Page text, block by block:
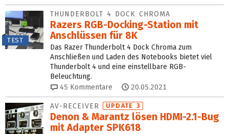
TEST
THUNDERBOLT 4 DOCK CHROMA
Razers RGB-Docking-Station mit
Anschlüssen für 8K
Das Razer Thunderbolt 4 Dock Chroma zum
Anschließen und Laden des Notebooks bietet viel
Thunderbolt 4 und eine einstellbare RGB-
Beleuchtung.
45 Kommentare 20.05.2021
AV-RECEIVER UPDATE 3
Denon & Marantz lösen HDMI-2.1-Bug
mit Adapter SPK618